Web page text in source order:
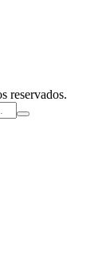
reservados.